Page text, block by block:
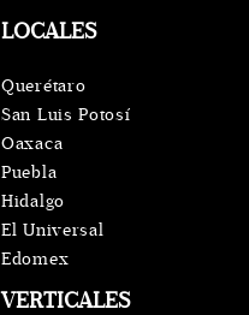
VERTICALES
LOCALES
Querétaro
San Luis Potosí
Oaxaca
Puebla
Hidalgo
El Universal
Edomex